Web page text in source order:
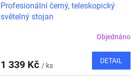
Profesionální černý, teleskopický
světelný stojan
Objednáno
1 339 Kč / ks
DETAIL